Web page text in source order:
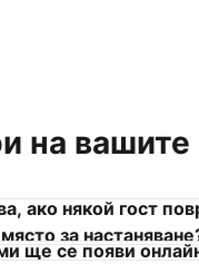
на
ако някой гост
за
ще се появи